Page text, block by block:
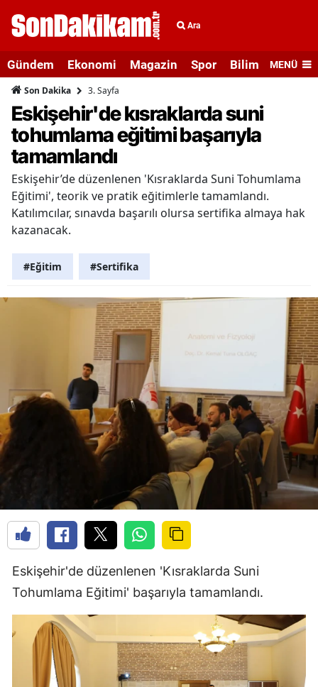
Ara
Gündem Ekonomi Magazin Spor Bilim veMENÜ
Son Dakika 3. Sayfa
Eskişehir'de kısraklarda suni
tohumlama eğitimi başarıyla
tamamlandı
Eskişehir’de düzenlenen 'Kısraklarda Suni Tohumlama
Eğitimi', teorik ve pratik eğitimlerle tamamlandı.
Katılımcılar, sınavda başarılı olursa sertifika almaya hak
kazanacak.
#Eğitim #Sertifika
Eskişehir'de düzenlenen 'Kısraklarda Suni
Tohumlama Eğitimi' başarıyla tamamlandı.